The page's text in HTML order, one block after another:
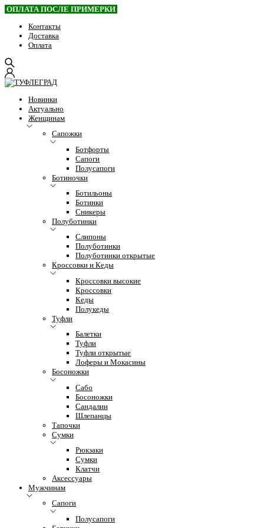
ОПЛАТА ПОСЛЕ ПРИМЕРКИ
Контакты
Доставка
Оплата
Новинки
Актуально
Женщинам
Сапожки
Ботфорты
Сапоги
Полусапоги
Ботиночки
Ботильоны
Ботинки
Сникеры
Полуботинки
Слипоны
Полуботинки
Полуботинки открытые
Кроссовки и Кеды
Кроссовки высокие
Кроссовки
Кеды
Полукеды
Туфли
Балетки
Туфли
Туфли открытые
Лоферы и Мокасины
Босоножки
Сабо
Босоножки
Сандалии
Шлепанцы
Тапочки
Сумки
Рюкзаки
Сумки
Клатчи
Аксессуары
Мужчинам
Сапоги
Полусапоги